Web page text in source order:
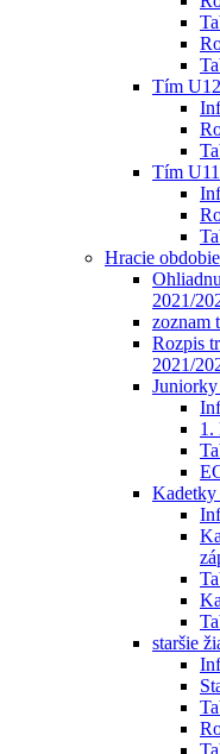
Tím
Tím
Hracie
2021/
zoznam
Rozpis
2021/
1.
staršie